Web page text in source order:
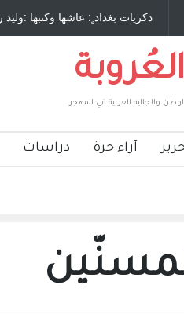
دكريات بغداد ٍ: عاشها وكتبها
والجاليه العربية في المهجر
آراء حرة دراسات